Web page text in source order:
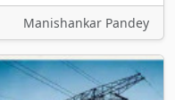
Manishankar Pandey